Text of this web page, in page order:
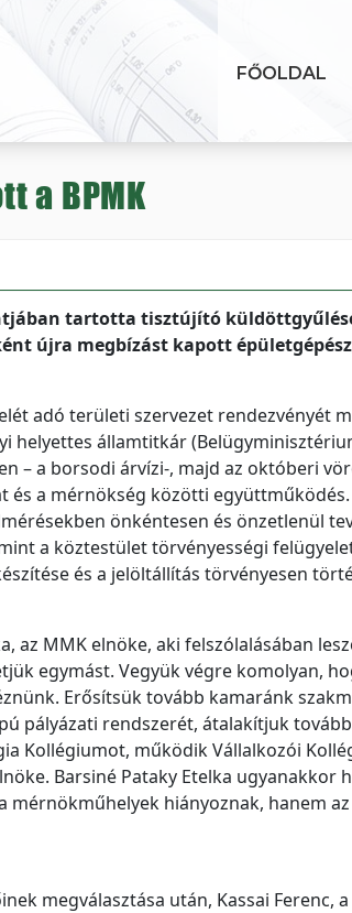
FŐOLDAL
a BPMK
tartotta tisztújító
újra megbízást kapott
adó területi szervezet rendezvényét
helyettes államtitkár
– a borsodi árvízi-, majd az októberi
és a mérnökség közötti együttműködés.
önkéntesen és önzetlenül
a köztestület törvényességi
és a jelöltállítás törvényesen
az MMK elnöke, aki felszólalásában
egymást. Vegyük végre komolyan,
Erősítsük tovább kamaránk
pályázati rendszerét, átalakítjuk
Kollégiumot, működik Vállalkozói
Barsiné Pataky Etelka ugyanakkor
hiányoznak, hanem
megválasztása után, Kassai Ferenc, a